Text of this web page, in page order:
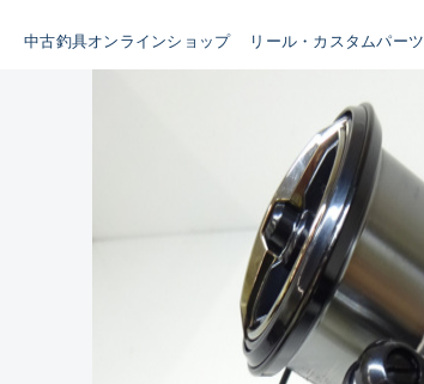
中古釣具オンラインショップ リール・カスタムパーツ